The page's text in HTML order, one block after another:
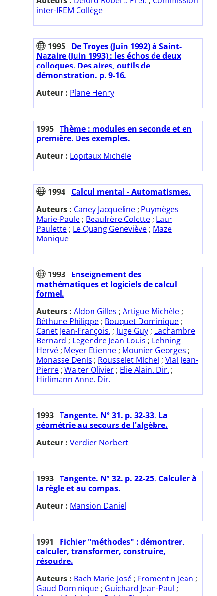
inter-IREM Collège
1995 De Troyes (Juin 1992) à Saint-
Nazaire (Juin 1993) : les échos de deux
colloques. Des aires, outils de
démonstration. p. 9-16.
Auteur : Plane Henry
1995 Thème : modules en seconde et en
première. Des exemples.
Auteur : Lopitaux Michèle
1994 Calcul mental - Automatismes.
Auteurs : Caney Jacqueline ; Puymèges
Marie-Paule ; Beaufrère Colette ; Laur
Paulette ; Le Quang Geneviève ; Maze
Monique
1993 Enseignement des
mathématiques et logiciels de calcul
formel.
Auteurs : Aldon Gilles ; Artigue Michèle ;
Béthune Philippe ; Bouquet Dominique ;
Canet Jean-François. ; Juge Guy ; Lachambre
Bernard ; Legendre Jean-Louis ; Lehning
Hervé ; Meyer Etienne ; Mounier Georges ;
Monasse Denis ; Rousselet Michel ; Vial Jean-
Pierre ; Walter Olivier ; Elie Alain. Dir. ;
Hirlimann Anne. Dir.
1993 Tangente. N° 31. p. 32-33. La
géométrie au secours de l'algèbre.
Auteur : Verdier Norbert
1993 Tangente. N° 32. p. 22-25. Calculer à
la règle et au compas.
Auteur : Mansion Daniel
1991
Fichier "méthodes" : démontrer,
calculer, transformer, construire,
résoudre.
Auteurs : Bach Marie-José ; Fromentin Jean ;
Gaud Dominique ; Guichard Jean-Paul ;